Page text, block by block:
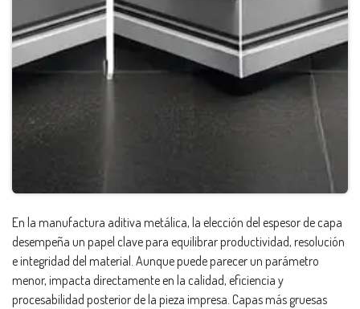
En la manufactura aditiva metálica, la elección del espesor de capa
desempeña un papel clave para equilibrar productividad, resolución
e integridad del material. Aunque puede parecer un parámetro
menor, impacta directamente en la calidad, eficiencia y
procesabilidad posterior de la pieza impresa. Capas más gruesas